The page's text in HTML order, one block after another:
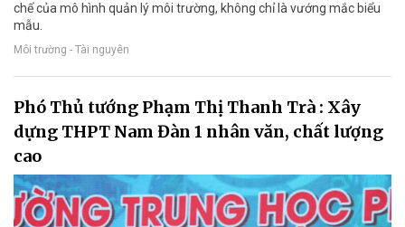
chế của mô hình quản lý môi trường, không chỉ là vướng mắc biểu
mẫu.
Môi trường - Tài nguyên
Phó Thủ tướng Phạm Thị Thanh Trà : Xây
dựng THPT Nam Đàn 1 nhân văn, chất lượng
cao